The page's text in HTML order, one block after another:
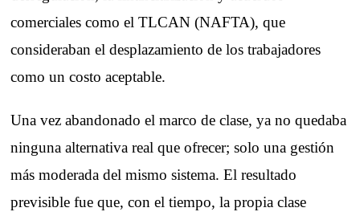
comerciales como el TLCAN (NAFTA), que
consideraban el desplazamiento de los trabajadores
como un costo aceptable.
Una vez abandonado el marco de clase, ya no quedaba
ninguna alternativa real que ofrecer; solo una gestión
más moderada del mismo sistema. El resultado
previsible fue que, con el tiempo, la propia clase